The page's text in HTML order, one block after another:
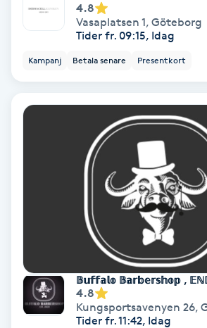
Olaplex
Ortopedi
4.8
Vasaplatsen 1, Göteborg
Tider fr. 09:15, Idag
Kampanj Betala senare Presentkort
𝔹𝕦𝕗𝕗𝕒𝕝𝕠 𝔹𝕒𝕣𝕓𝕖𝕣𝕤𝕙𝕠𝕡 ,
4.8
Kungsportsavenyen 26,
Tider fr. 11:42, Idag